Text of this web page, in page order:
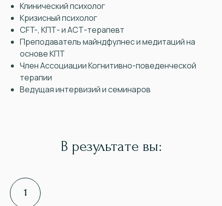
Клинический психолог
Кризисный психолог
CFT-, КПТ- и АСТ-терапевт
Преподаватель майндфулнес и медитаций на
основе КПТ
Член Ассоциации Когнитивно-поведенческой
терапии
Ведущая интервизий и семинаров
В результате вы: